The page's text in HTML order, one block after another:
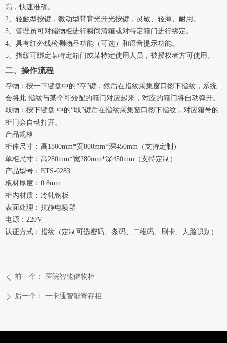
高，快速准确。
2、轻触型按键，微动型带背光开光按键，灵敏、轻薄、耐用。
3、管理员可对储物柜进行瞬间清箱或对特定箱门进行绑定。
4、具有红外线检测物品功能（可选）和语音提示功能。
5、指纹可绑定某特定箱门或某特定使用人员，被授权者方可使用。
二、操作流程
存物：按一下键盘中的“存”键，然后在指纹采集窗口摁下指纹，系统
会将此 指纹与某个可分配的箱门对应起来，对应的箱门将自动弹开。
取物：按下键盘 中的“取”键后在指纹采集窗口摁下指纹，对应箱号的
柜门会自动打开。
产品规格
柜体尺寸：高1800mm*宽800mm*深450mm（支持定制）
单柜尺寸：高280mm*宽280mm*深450mm（支持定制）
产品型号：ETS-0283
板材厚度：0.8mm
柜内材质：冷轧钢板
表面处理：抗静电喷塑
电源：220V
认证方式：指纹（定制可选密码、条码、二维码、刷卡、人脸识别）
ꄴ 前一个： 医院智能储物柜
ꄲ 后一个： 一卡通智能寄存柜